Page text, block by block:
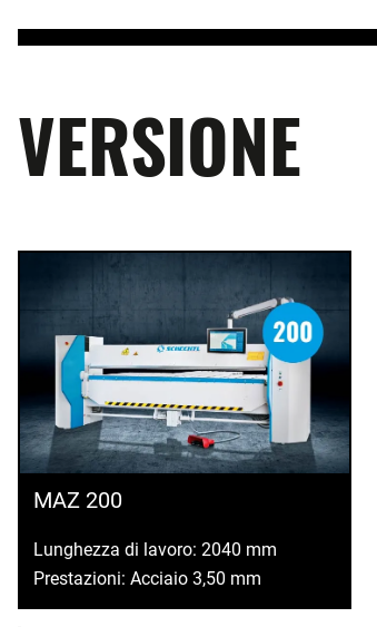
VERSIONE
MAZ 200
Lunghezza di lavoro: 2040 mm
Prestazioni: Acciaio 3,50 mm